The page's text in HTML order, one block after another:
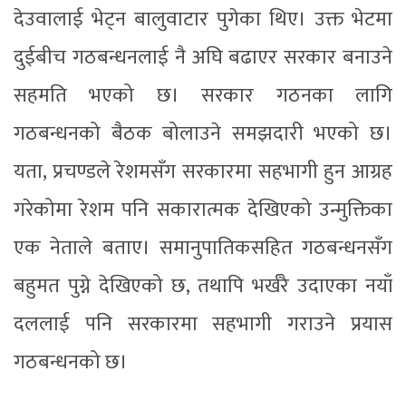
देउवालाई भेट्न बालुवाटार पुगेका थिए। उक्त भेटमा
दुईबीच गठबन्धनलाई नै अघि बढाएर सरकार बनाउने
सहमति भएको छ। सरकार गठनका लागि
गठबन्धनको बैठक बोलाउने समझदारी भएको छ।
यता, प्रचण्डले रेशमसँग सरकारमा सहभागी हुन आग्रह
गरेकोमा रेशम पनि सकारात्मक देखिएको उन्मुक्तिका
एक नेताले बताए। समानुपातिकसहित गठबन्धनसँग
बहुमत पुग्ने देखिएको छ, तथापि भर्खरै उदाएका नयाँ
दललाई पनि सरकारमा सहभागी गराउने प्रयास
गठबन्धनको छ।